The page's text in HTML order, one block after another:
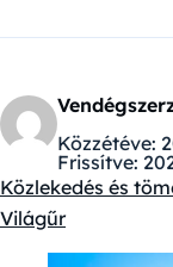
Közzétéve:
Frissítve:
Kategóriák:
Közlekedés és
Világűr